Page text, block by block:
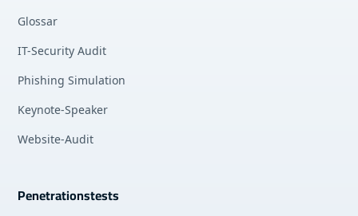
Glossar
IT-Security Audit
Phishing Simulation
Keynote-Speaker
Website-Audit
Penetrationstests